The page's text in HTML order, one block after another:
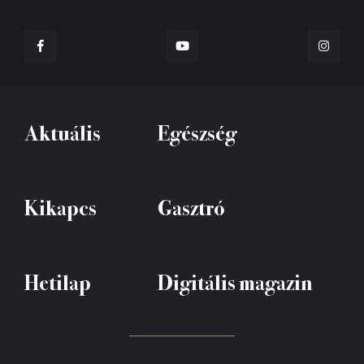
Aktuális Egészség
Kikapcs Gasztró
Hetilap Digitális magazin